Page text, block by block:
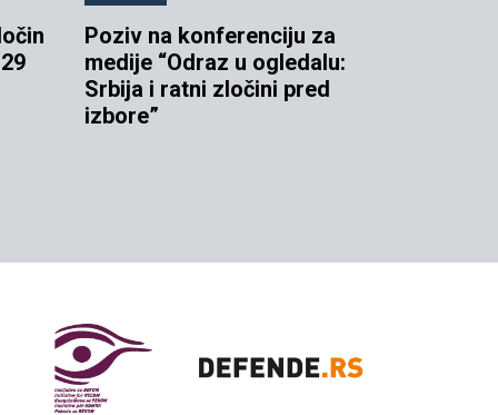
Poziv na konferenciju za
medije “Odraz u ogledalu:
Srbija i ratni zločini pred
izbore”